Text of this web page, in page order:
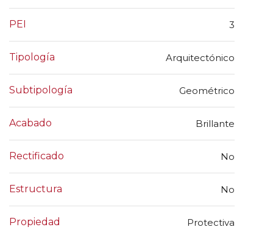
PEI 3
Tipología Arquitectónico
Subtipología Geométrico
Acabado Brillante
Rectificado No
Estructura No
Propiedad Protectiva